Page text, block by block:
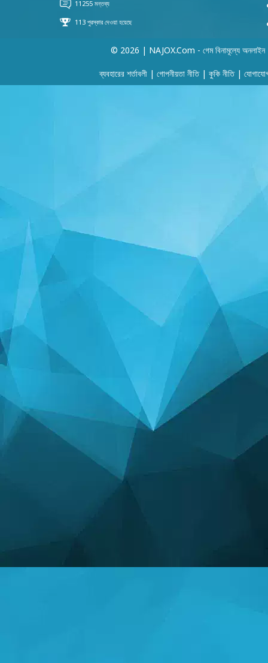
© 2026 | NAJOX.com - গেম বিনামূল্যে অনলাইন
ব্যবহারের শর্তাবলী | গোপনীয়তা নীতি| কুকি নীতি|